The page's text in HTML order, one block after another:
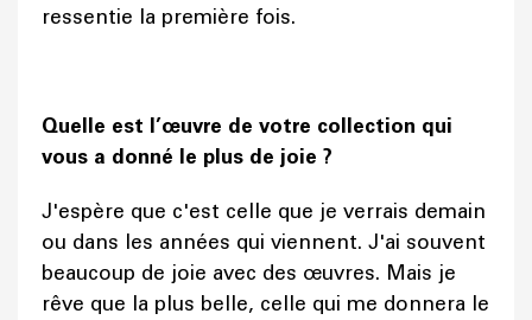
ressentie la première fois.
Quelle est l’œuvre de votre collection qui
vous a donné le plus de joie ?
J'espère que c'est celle que je verrais demain
ou dans les années qui viennent. J'ai souvent
beaucoup de joie avec des œuvres. Mais je
rêve que la plus belle, celle qui me donnera le